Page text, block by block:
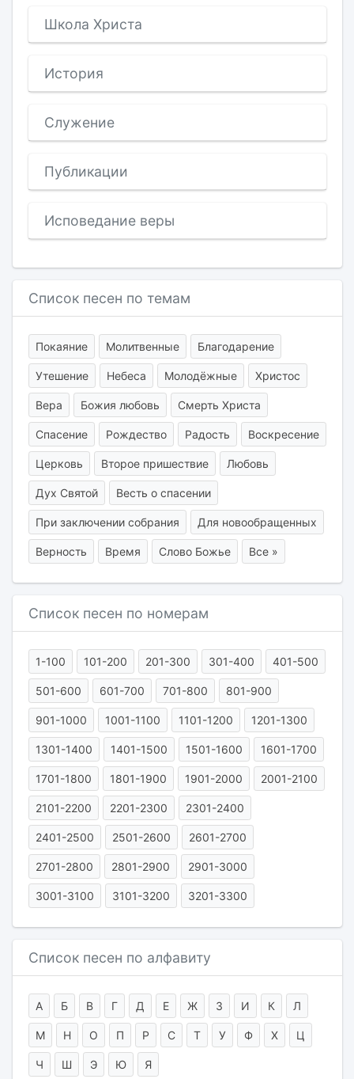
Школа Христа
История
Служение
Публикации
Исповедание веры
Список песен по темам
Покаяние Молитвенные Благодарение
Утешение Небеса Молодёжные Христос
Вера Божия любовь Смерть Христа
Спасение Рождество Радость Воскресение
Церковь Второе пришествие Любовь
Дух Святой Весть о спасении
При заключении собрания Для новообращенных
Верность Время Слово Божье Все »
Список песен по номерам
1-100 101-200 201-300 301-400 401-500
501-600 601-700 701-800 801-900
901-1000 1001-1100 1101-1200 1201-1300
1301-1400 1401-1500 1501-1600 1601-1700
1701-1800 1801-1900 1901-2000 2001-2100
2101-2200 2201-2300 2301-2400
2401-2500 2501-2600 2601-2700
2701-2800 2801-2900 2901-3000
3001-3100 3101-3200 3201-3300
Список песен по алфавиту
А Б В Г Д Е Ж З И К Л
М Н О П Р С Т У Ф Х Ц
Ч Ш Э Ю Я